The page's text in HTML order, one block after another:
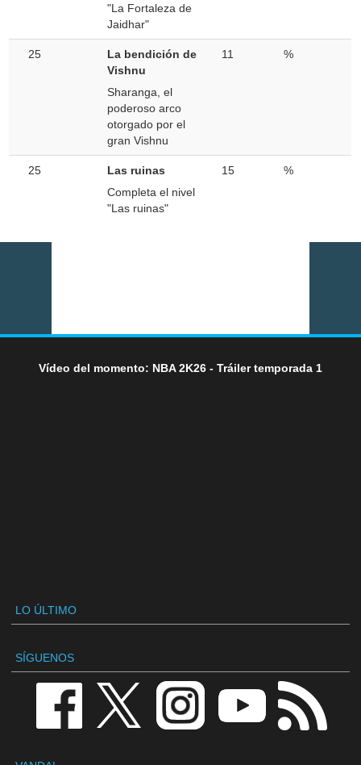
"La Fortaleza de
Jaidhar"
25
La bendición de
Vishnu
Sharanga, el
poderoso arco
otorgado por el
gran Vishnu
11 %
25
Las ruinas
Completa el nivel
"Las ruinas"
15 %
Vídeo del momento: NBA 2K26 - Tráiler temporada 1
LO ÚLTIMO
SÍGUENOS